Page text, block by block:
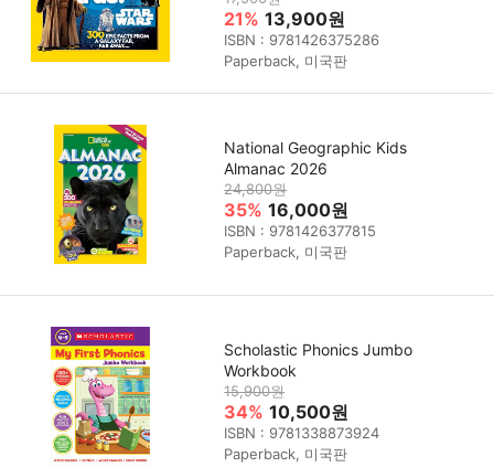
21% 13,900원
ISBN : 9781426375286
Paperback, 미국판
National Geographic Kids
Almanac 2026
24,800원
35% 16,000원
ISBN : 9781426377815
Paperback, 미국판
Scholastic Phonics Jumbo
Workbook
15,900원
34% 10,500원
ISBN : 9781338873924
Paperback, 미국판